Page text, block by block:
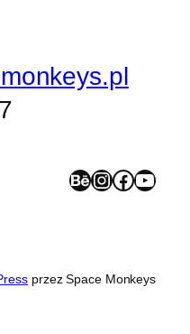
Behance InstagramFacebook YouTube
przez Space Monkeys